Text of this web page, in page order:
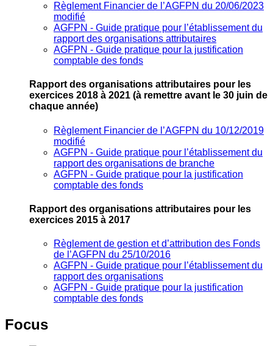
Règlement Financier de l’AGFPN du 20/06/2023
modifié
AGFPN ‐ Guide pratique pour l’établissement du
rapport des organisations attributaires
AGFPN ‐ Guide pratique pour la justification
comptable des fonds
Rapport des organisations attributaires pour les
exercices 2018 à 2021 (à remettre avant le 30 juin de
chaque année)
Règlement Financier de l’AGFPN du 10/12/2019
modifié
AGFPN ‐ Guide pratique pour l’établissement du
rapport des organisations de branche
AGFPN ‐ Guide pratique pour la justification
comptable des fonds
Rapport des organisations attributaires pour les
exercices 2015 à 2017
Règlement de gestion et d’attribution des Fonds
de l’AGFPN du 25/10/2016
AGFPN ‐ Guide pratique pour l’établissement du
rapport des organisations
AGFPN ‐ Guide pratique pour la justification
comptable des fonds
Focus